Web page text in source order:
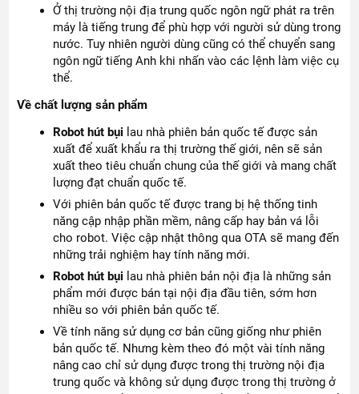
Ở thị trường nội địa trung quốc ngôn ngữ phát ra trên
máy là tiếng trung để phù hợp với người sử dùng trong
nước. Tuy nhiên người dùng cũng có thể chuyển sang
ngôn ngữ tiếng Anh khi nhấn vào các lệnh làm việc cụ
thể.
Về chất lượng sản phẩm
Robot hút bụi lau nhà phiên bản quốc tế được sản
xuất để xuất khẩu ra thị trường thế giới, nên sẽ sản
xuất theo tiêu chuẩn chung của thế giới và mang chất
lượng đạt chuẩn quốc tế.
Với phiên bản quốc tế được trang bị hệ thống tinh
năng cập nhập phần mềm, nâng cấp hay bản vá lỗi
cho robot. Việc cập nhật thông qua OTA sẽ mang đến
những trải nghiệm hay tính năng mới.
Robot hút bụi lau nhà phiên bản nội địa là những sản
phẩm mới được bán tại nội địa đầu tiên, sớm hơn
nhiều so với phiên bản quốc tế.
Về tính năng sử dụng cơ bản cũng giống như phiên
bản quốc tế. Nhưng kèm theo đó một vài tính năng
nâng cao chỉ sử dụng được trong thị trường nội địa
trung quốc và không sử dụng được trong thị trường ở